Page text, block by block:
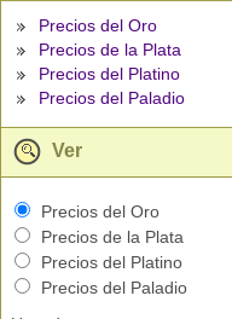
Precios del Oro
Precios de la Plata
Precios del Platino
Precios del Paladio
Ver
Precios del Oro
Precios de la Plata
Precios del Platino
Precios del Paladio